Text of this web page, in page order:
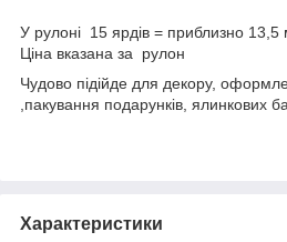
У рулоні 15 ярдів = приблизно 13,5
Ціна вказана за рулон
Чудово підійде для декору,
,пакування подарунків, ялинкових
Характеристики